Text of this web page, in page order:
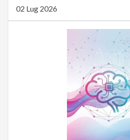
02 Lug 2026